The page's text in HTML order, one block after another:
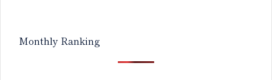
Monthly Ranking